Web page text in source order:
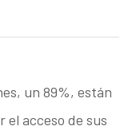
un 89%, están
el acceso de sus